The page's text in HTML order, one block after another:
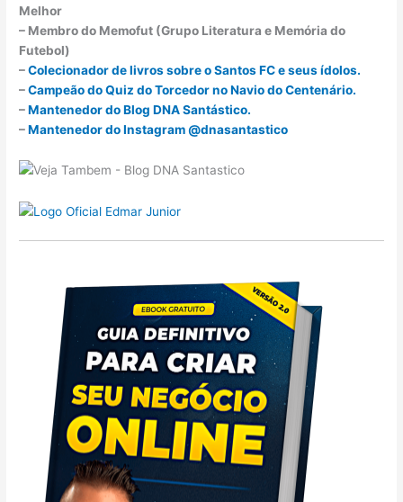
Melhor
– Membro do Memofut (Grupo Literatura e Memória do
Futebol)
–Colecionador de livros sobre o Santos FC e seus ídolos.
–Campeão do Quiz do Torcedor no Navio do Centenário.
–Mantenedor do Blog DNA Santástico.
–Mantenedor do Instagram @dnasantastico